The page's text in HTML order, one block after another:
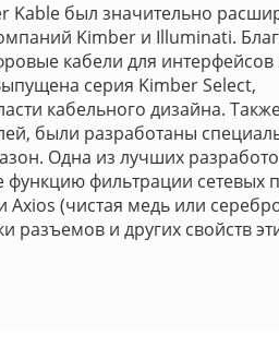
Kable был значительно
Kimber и Illuminati.
кабели для интерфейсов
серия Kimber Select,
кабельного дизайна.
были разработаны
Одна из лучших
фильтрации сетевых
(чистая медь или
и других свойств